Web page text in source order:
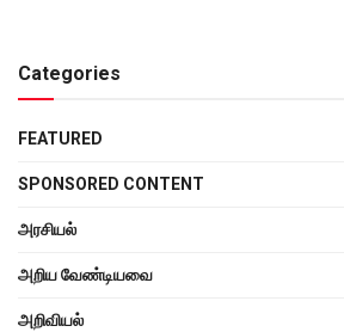
Categories
FEATURED
SPONSORED CONTENT
அரசியல்
அறிய வேண்டியவை
அறிவியல்